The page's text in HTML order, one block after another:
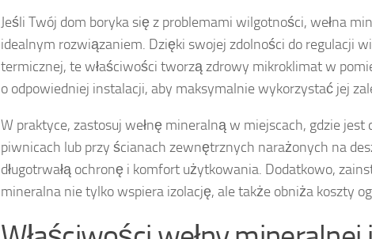
Jeśli Twój dom boryka się z problemami wilgotności, wełna
idealnym rozwiązaniem. Dzięki swojej zdolności do regulacji
termicznej, te właściwości tworzą zdrowy mikroklimat w
o odpowiedniej instalacji, aby maksymalnie wykorzystać jej
W praktyce, zastosuj wełnę mineralną w miejscach, gdzie
piwnicach lub przy ścianach zewnętrznych narażonych na
długotrwałą ochronę i komfort użytkowania. Dodatkowo,
mineralna nie tylko wspiera izolację, ale także obniża koszty